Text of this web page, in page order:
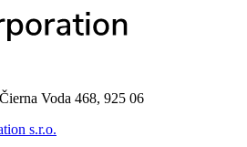
Voda 468, 925 06
s.r.o.